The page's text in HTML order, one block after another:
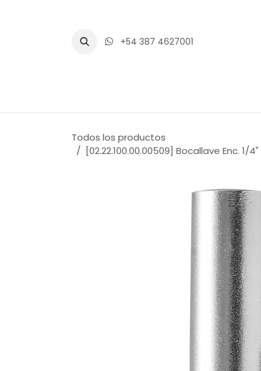
+54 387 4627001
Todos los productos
[02.22.100.00.00509] Bocallave Enc. 1/